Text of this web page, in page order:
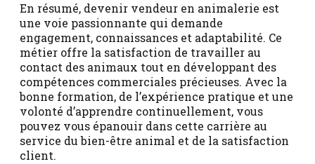
En résumé, devenir vendeur en animalerie est
une voie passionnante qui demande
engagement, connaissances et adaptabilité. Ce
métier offre la satisfaction de travailler au
contact des animaux tout en développant des
compétences commerciales précieuses. Avec la
bonne formation, de l’expérience pratique et une
volonté d’apprendre continuellement, vous
pouvez vous épanouir dans cette carrière au
service du bien-être animal et de la satisfaction
client.